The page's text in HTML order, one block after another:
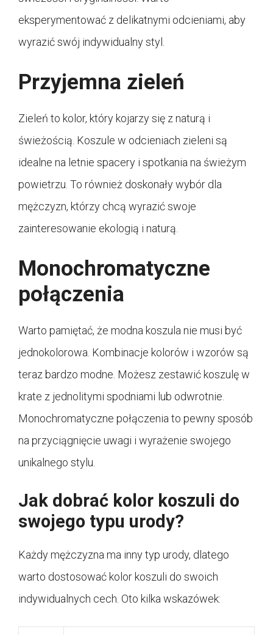
eksperymentować z delikatnymi odcieniami, aby
wyrazić swój indywidualny styl.
Przyjemna zieleń
Zieleń to kolor, który kojarzy się z naturą i
świeżością. Koszule w odcieniach zieleni są
idealne na letnie spacery i spotkania na świeżym
powietrzu. To również doskonały wybór dla
mężczyzn, którzy chcą wyrazić swoje
zainteresowanie ekologią i naturą.
Monochromatyczne
połączenia
Warto pamiętać, że modna koszula nie musi być
jednokolorowa. Kombinacje kolorów i wzorów są
teraz bardzo modne. Możesz zestawić koszulę w
krate z jednolitymi spodniami lub odwrotnie.
Monochromatyczne połączenia to pewny sposób
na przyciągnięcie uwagi i wyrażenie swojego
unikalnego stylu.
Jak dobrać kolor koszuli do
swojego typu urody?
Każdy mężczyzna ma inny typ urody, dlatego
warto dostosować kolor koszuli do swoich
indywidualnych cech. Oto kilka wskazówek: